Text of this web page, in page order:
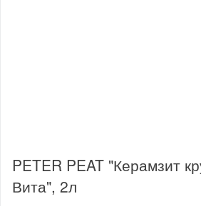
PETER PEAT "Керамзит
Вита", 2л